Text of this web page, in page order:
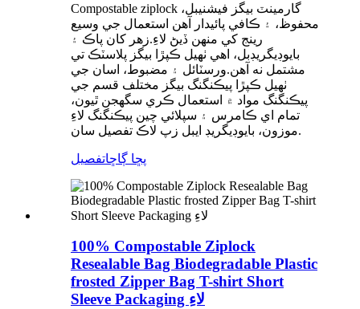
Compostable ziplock گارمينٽ بيگز فيشنيبل،
محفوظ، ۽ ڪافي پائيدار آهن استعمال جي وسيع
رينج کي منهن ڏيڻ لاءِ.زهر کان پاڪ ۽
بايوڊيگريڊبل، اهي ٺهيل ڪپڙا بيگز پلاسٽڪ تي
مشتمل نه آهن.ورسٽائل ۽ مضبوط، اسان جي
ٺهيل ڪپڙا پيڪنگنگ بيگز مختلف قسم جي
پيڪنگنگ مواد ۾ استعمال ڪري سگھجن ٿيون،
تمام اي ڪامرس ۽ سپلائي چين پيڪنگنگ لاءِ
موزون، بايوڊيگريڊ ايبل زپ لاڪ تفصيل سان.
پڇا ڳاڇاتفصيل
100% Compostable Ziplock
Resealable Bag Biodegradable Plastic
frosted Zipper Bag T-shirt Short
Sleeve Packaging لاءِ